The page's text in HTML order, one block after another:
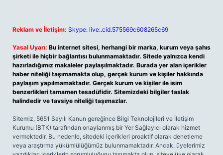
Reklam ve İletişim: Skype: live:.cid.575569c608265c69
Yasal Uyarı: Bu internet sitesi, herhangi bir marka, kurum veya şahıs
şirketi ile hiçbir bağlantısı bulunmamaktadır. Sitede yalnızca kendi
hazırladığımız makaleler paylaşılmaktadır. Burada yer alan içerikler
haber niteliği taşımamakta olup, gerçek kurum ve kişiler hakkında
paylaşım yapılmamaktadır. Gerçek kurum ve kişiler ile isim
benzerlikleri tamamen tesadüfidir. Sitemizdeki bilgiler taslak
halindedir ve tavsiye niteliği taşımazlar.
Sitemiz, 5651 Sayılı Kanun gereğince Bilgi Teknolojileri ve İletişim
Kurumu (BTK) tarafından onaylanmış bir Yer Sağlayıcı olarak hizmet
vermektedir. Bu nedenle, sitedeki içerikleri proaktif olarak denetleme
veya araştırma yükümlülüğümüz bulunmamaktadır. Ancak, üyelerimiz